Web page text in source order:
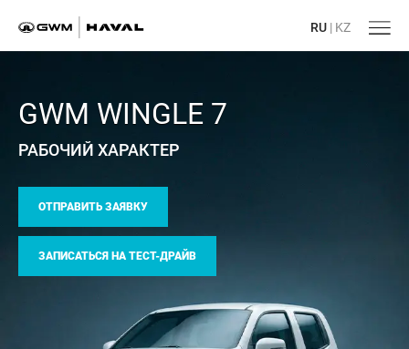
RU | KZ
GWM WINGLE 7
РАБОЧИЙ ХАРАКТЕР
ОТПРАВИТЬ ЗАЯВКУ
ЗАПИСАТЬСЯ НА ТЕСТ-ДРАЙВ